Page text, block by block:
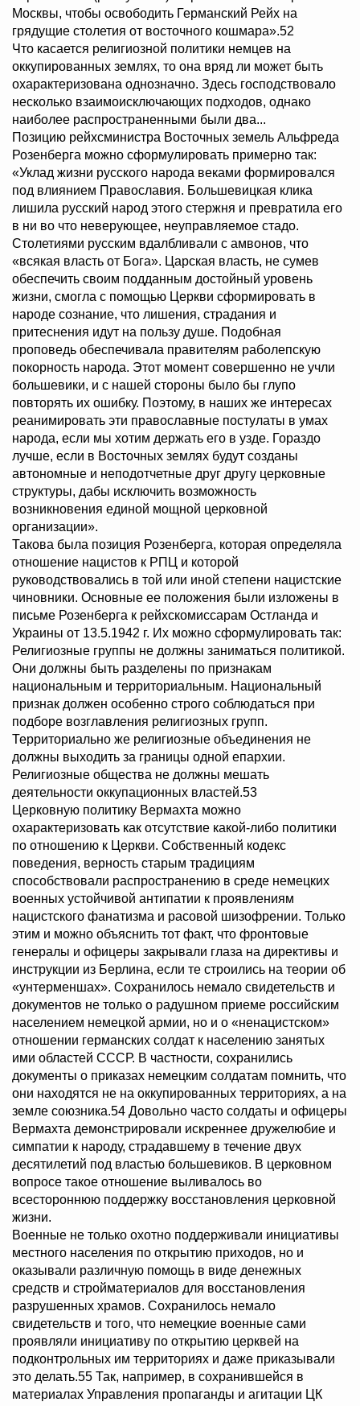
Москвы, чтобы освободить Германский Рейх на
грядущие столетия от восточного кошмара».52
Что касается религиозной политики немцев на
оккупированных землях, то она вряд ли может быть
охарактеризована однозначно. Здесь господствовало
несколько взаимоисключающих подходов, однако
наиболее распространенными были два...
Позицию рейхсминистра Восточных земель Альфреда
Розенберга можно сформулировать примерно так:
«Уклад жизни русского народа веками формировался
под влиянием Православия. Большевицкая клика
лишила русский народ этого стержня и превратила его
в ни во что неверующее, неуправляемое стадо.
Столетиями русским вдалбливали с амвонов, что
«всякая власть от Бога». Царская власть, не сумев
обеспечить своим подданным достойный уровень
жизни, смогла с помощью Церкви сформировать в
народе сознание, что лишения, страдания и
притеснения идут на пользу душе. Подобная
проповедь обеспечивала правителям раболепскую
покорность народа. Этот момент совершенно не учли
большевики, и с нашей стороны было бы глупо
повторять их ошибку. Поэтому, в наших же интересах
реанимировать эти православные постулаты в умах
народа, если мы хотим держать его в узде. Гораздо
лучше, если в Восточных землях будут созданы
автономные и неподотчетные друг другу церковные
структуры, дабы исключить возможность
возникновения единой мощной церковной
организации».
Такова была позиция Розенберга, которая определяла
отношение нацистов к РПЦ и которой
руководствовались в той или иной степени нацистские
чиновники. Основные ее положения были изложены в
письме Розенберга к рейхскомиссарам Остланда и
Украины от 13.5.1942 г. Их можно сформулировать так:
Религиозные группы не должны заниматься политикой.
Они должны быть разделены по признакам
национальным и территориальным. Национальный
признак должен особенно строго соблюдаться при
подборе возглавления религиозных групп.
Территориально же религиозные объединения не
должны выходить за границы одной епархии.
Религиозные общества не должны мешать
деятельности оккупационных властей.53
Церковную политику Вермахта можно
охарактеризовать как отсутствие какой-либо политики
по отношению к Церкви. Собственный кодекс
поведения, верность старым традициям
способствовали распространению в среде немецких
военных устойчивой антипатии к проявлениям
нацистского фанатизма и расовой шизофрении. Только
этим и можно объяснить тот факт, что фронтовые
генералы и офицеры закрывали глаза на директивы и
инструкции из Берлина, если те строились на теории об
«унтерменшах». Сохранилось немало свидетельств и
документов не только о радушном приеме российским
населением немецкой армии, но и о «ненацистском»
отношении германских солдат к населению занятых
ими областей СССР. В частности, сохранились
документы о приказах немецким солдатам помнить, что
они находятся не на оккупированных территориях, а на
земле союзника.54 Довольно часто солдаты и офицеры
Вермахта демонстрировали искреннее дружелюбие и
симпатии к народу, страдавшему в течение двух
десятилетий под властью большевиков. В церковном
вопросе такое отношение выливалось во
всестороннюю поддержку восстановления церковной
жизни.
Военные не только охотно поддерживали инициативы
местного населения по открытию приходов, но и
оказывали различную помощь в виде денежных
средств и стройматериалов для восстановления
разрушенных храмов. Сохранилось немало
свидетельств и того, что немецкие военные сами
проявляли инициативу по открытию церквей на
подконтрольных им территориях и даже приказывали
это делать.55 Так, например, в сохранившейся в
материалах Управления пропаганды и агитации ЦК